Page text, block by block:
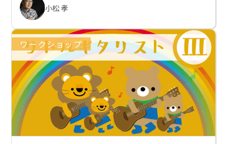
小松 孝
ワークショップ